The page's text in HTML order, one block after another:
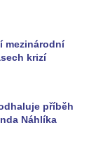
mezinárodní
krizí
příběh
Náhlíka